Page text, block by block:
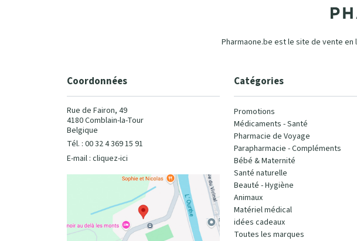
Pharmaone.be est le site de vente
Coordonnées
Rue de Fairon, 49
4180 Comblain-la-Tour
Belgique
Tél. : 00 32 4 369 15 91
E-mail : cliquez-ici
Catégories
Promotions
Médicaments - Santé
Pharmacie de Voyage
Parapharmacie - Compléments
Bébé & Maternité
Santé naturelle
Beauté - Hygiène
Animaux
Matériel médical
idées cadeaux
Toutes les marques